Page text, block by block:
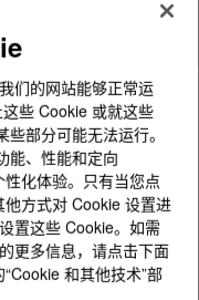
A&B?
们的网站能够正常运
些 Cookie 或就这些
部分可能无法运行。
能、性能和定向
化体验。只有当您点
他方式对 Cookie 设置进
置这些 Cookie。如需
更多信息，请点击下面
和其他技术”部